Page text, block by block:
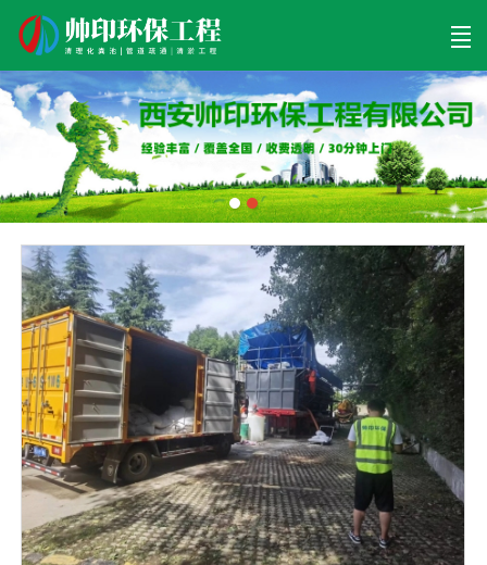
首页 清理工程 清淤工程 污泥工程 清淤检测